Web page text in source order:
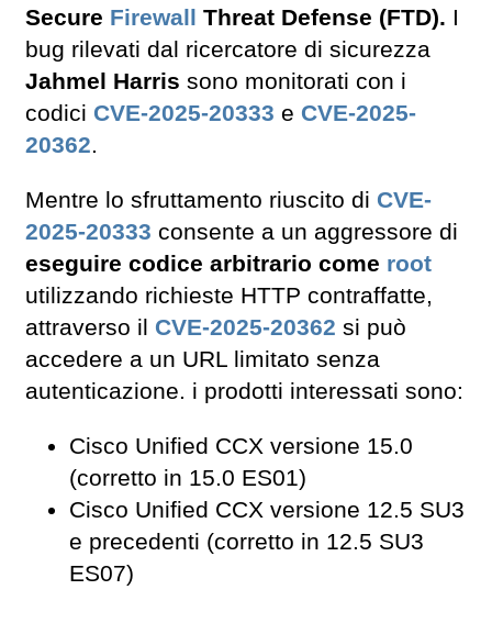
Secure Firewall Threat Defense (FTD). I
bug rilevati dal ricercatore di sicurezza
Jahmel Harris sono monitorati con i
codici CVE-2025-20333 e CVE-2025-
20362.
Mentre lo sfruttamento riuscito di CVE-
2025-20333 consente a un aggressore di
eseguire codice arbitrario come root
utilizzando richieste HTTP contraffatte,
attraverso il CVE-2025-20362 si può
accedere a un URL limitato senza
autenticazione. i prodotti interessati sono:
Cisco Unified CCX versione 15.0
(corretto in 15.0 ES01)
Cisco Unified CCX versione 12.5 SU3
e precedenti (corretto in 12.5 SU3
ES07)